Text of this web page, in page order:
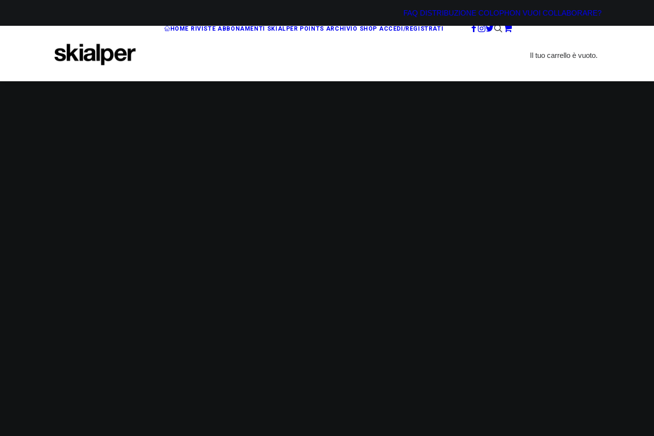
FAQ DISTRIBUZIONE COLOPHON VUOI COLLABORARE?
HOME RIVISTE ABBONAMENTI SKIALPER POINTS ARCHIVIO SHOP ACCEDI/REGISTRATI
Il tuo carrello è vuoto.